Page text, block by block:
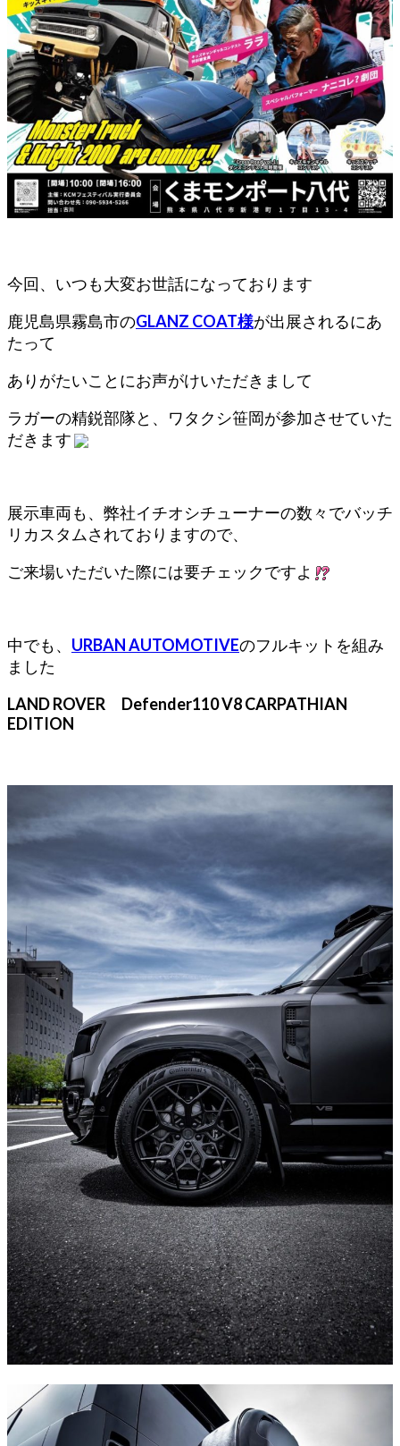
今回、いつも大変お世話になっております
鹿児島県霧島市のGLANZ COAT様が出展されるにあ
たって
ありがたいことにお声がけいただきまして
ラガーの精鋭部隊と、ワタクシ笹岡が参加させていた
だきます
展示車両も、弊社イチオシチューナーの数々でバッチ
リカスタムされておりますので、
ご来場いただいた際には要チェックですよ
中でも、 URBAN AUTOMOTIVEのフルキットを組み
ました
LAND ROVER Defender110 V8 CARPATHIAN
EDITION